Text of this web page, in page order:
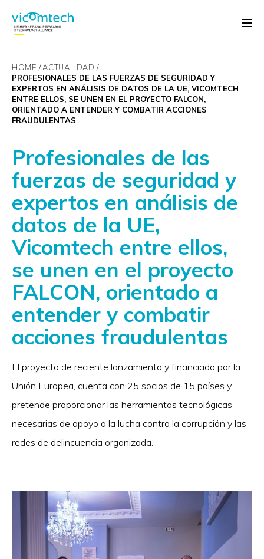
HOME
ACTUALIDAD
PROFESIONALES DE LAS FUERZAS DE SEGURIDAD Y
EXPERTOS EN ANÁLISIS DE DATOS DE LA UE, VICOMTECH
ENTRE ELLOS, SE UNEN EN EL PROYECTO FALCON,
ORIENTADO A ENTENDER Y COMBATIR ACCIONES
FRAUDULENTAS
Profesionales de las
fuerzas de seguridad y
expertos en análisis de
datos de la UE,
Vicomtech entre ellos,
se unen en el proyecto
FALCON, orientado a
entender y combatir
acciones fraudulentas
El proyecto de reciente lanzamiento y financiado por la
Unión Europea, cuenta con 25 socios de 15 países y
pretende proporcionar las herramientas tecnológicas
necesarias de apoyo a la lucha contra la corrupción y las
redes de delincuencia organizada.